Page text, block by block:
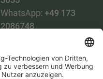
WhatsApp: +49 173
2086748